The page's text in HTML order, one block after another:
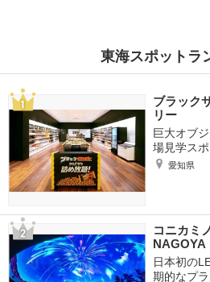
東海スポットラ
ブラック
リー
巨大オブ
場見学スポ
愛知県
コニカミ
NAGOYA
日本初の
期的なプ